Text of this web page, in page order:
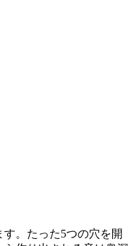
。たった5つの穴を開